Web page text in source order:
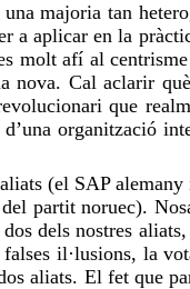
majoria tan
a aplicar en la
molt afí al
nova. Cal aclarir
que
organització
(el SAP alemany
partit noruec).
dels nostres
il·lusions, la
aliats. El fet que